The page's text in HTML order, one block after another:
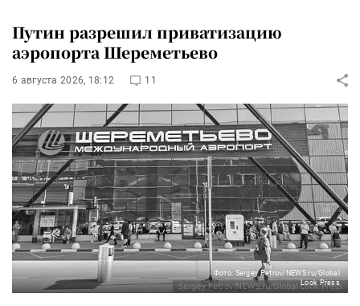
Путин разрешил приватизацию
аэропорта Шереметьево
6 августа 2026, 18:12 11
Фото: Sergey Petrov/NEWS.ru/Global
Look Press